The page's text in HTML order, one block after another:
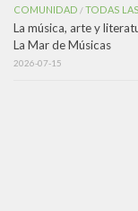
COMUNIDAD /TODAS
La música, arte y
La Mar de Músicas
2026-07-15